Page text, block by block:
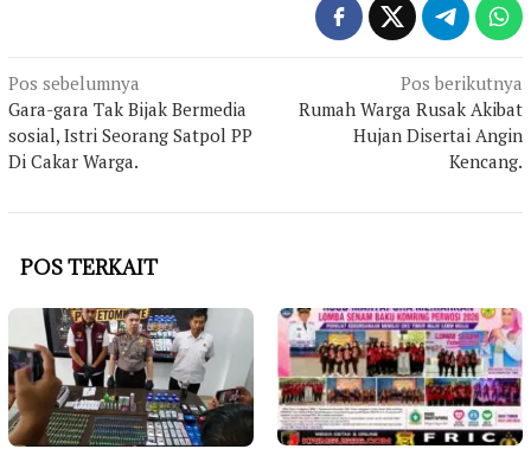
Navigasi
pos
Pos sebelumnya
Gara-gara Tak Bijak Bermedia
sosial, Istri Seorang Satpol PP
Di Cakar Warga.
Pos berikutnya
Rumah Warga Rusak Akibat
Hujan Disertai Angin
Kencang.
POS TERKAIT